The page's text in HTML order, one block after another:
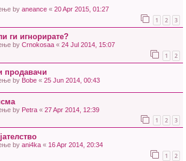
by aneance « 20 Apr 2015, 01:27
1 2 3
ги игнорирате?
by Crnokosaa « 24 Jul 2014, 15:07
1 2
продавачи
by Bobe « 25 Jun 2014, 00:43
by Petra « 27 Apr 2014, 12:39
1 2 3
by ani4ka « 16 Apr 2014, 20:34
1 2